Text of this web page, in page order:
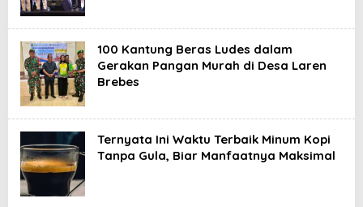
100 Kantung Beras Ludes dalam
Gerakan Pangan Murah di Desa Laren
Brebes
Ternyata Ini Waktu Terbaik Minum Kopi
Tanpa Gula, Biar Manfaatnya Maksimal